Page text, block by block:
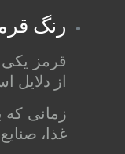
رنگ
قرمز یکی
از
زمانی
غذا،